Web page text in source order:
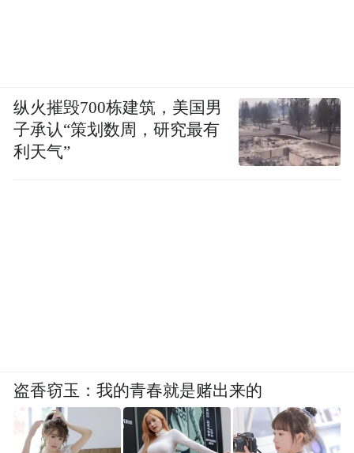
纵火摧毁700栋建筑，美国男
子承认“策划数周，研究最有
利天气”
盗香窃玉：我的青春就是赌出来的